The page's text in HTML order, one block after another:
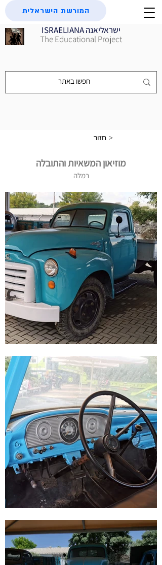
ISRAELIANA ישראליאנה
The Educational Project
המורשת הישראלית
חזור >
מוזיאון המשאיות והתובלה
רמלה